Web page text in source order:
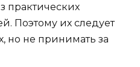
практических
Поэтому их следует
но не принимать за